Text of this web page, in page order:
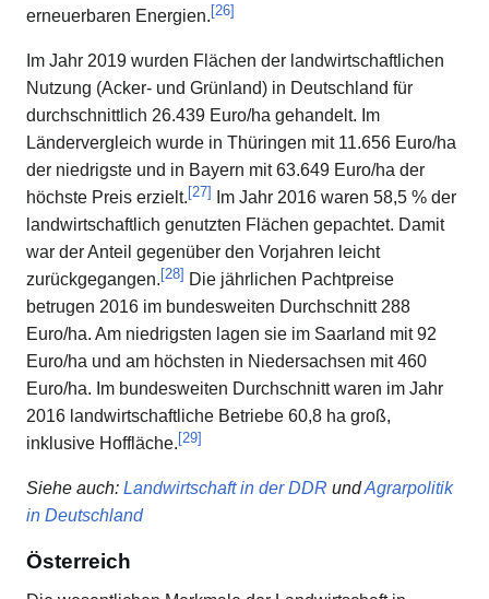
erneuerbaren Energien. [26]
Im Jahr 2019 wurden Flächen der landwirtschaftlichen
Nutzung (Acker- und Grünland) in Deutschland für
durchschnittlich 26.439 Euro/ha gehandelt. Im
Ländervergleich wurde in Thüringen mit 11.656 Euro/ha
der niedrigste und in Bayern mit 63.649 Euro/ha der
höchste Preis erzielt. [27]
Im Jahr 2016 waren 58,5 % der
landwirtschaftlich genutzten Flächen gepachtet. Damit
war der Anteil gegenüber den Vorjahren leicht
zurückgegangen. [28] Die jährlichen Pachtpreise
betrugen 2016 im bundesweiten Durchschnitt 288
Euro/ha. Am niedrigsten lagen sie im Saarland mit 92
Euro/ha und am höchsten in Niedersachsen mit 460
Euro/ha. Im bundesweiten Durchschnitt waren im Jahr
2016 landwirtschaftliche Betriebe 60,8 ha groß,
inklusive Hoffläche. [29]
Siehe auch: Landwirtschaft in der DDR undAgrarpolitik
in Deutschland
Österreich